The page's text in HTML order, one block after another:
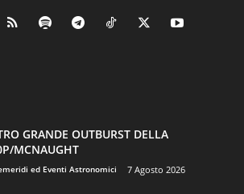
GRANDE OUTBURST DELLA
MCNAUGHT
ed Eventi Astronomici 7 Agosto 2026